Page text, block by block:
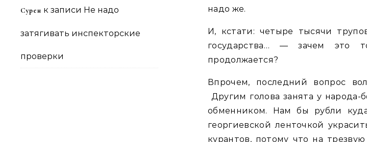
Сурен к записи Не надо
затягивать инспекторские
проверки
надо же.
И, кстати: четыре тысячи
государства… — зачем это
продолжается?
Впрочем, последний вопрос
Другим голова занята у народа-
обменником. Нам бы рубли
георгиевской ленточкой
курантов, потому что на